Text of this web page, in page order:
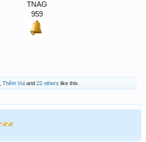
TNAG
959
Thêm Vui and 22 others like this.